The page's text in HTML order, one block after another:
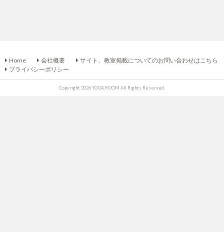
Home 会社概要
サイト、教室掲載についてのお問い合わせはこちら
プライバシーポリシー
Copyright 2026 YOGA ROOM All Rights Reserved.